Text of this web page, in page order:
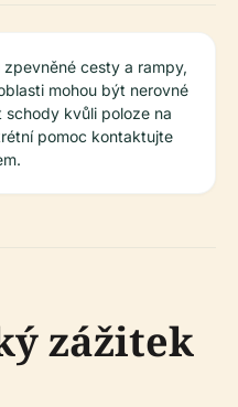
zpevněné cesty a rampy,
mohou být nerovné
schody kvůli poloze na
pomoc kontaktujte
zážitek